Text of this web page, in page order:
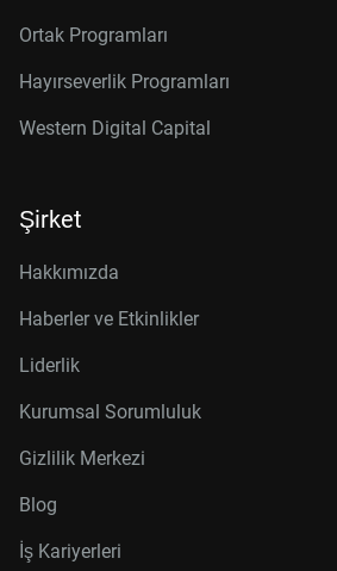
Ortak Programları
Hayırseverlik Programları
Western Digital Capital
Şirket
Hakkımızda
Haberler ve Etkinlikler
Liderlik
Kurumsal Sorumluluk
Gizlilik Merkezi
Blog
İş Kariyerleri